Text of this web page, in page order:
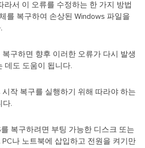
라서 이 오류를 수정하는 한 가지 방법
를 복구하여 손상된 Windows 파일을
복구하면 향후 이러한 오류가 다시 발생
데도 도움이 됩니다.
시작 복구를 실행하기 위해 따라야 하는
다.
복구하려면 부팅 가능한 디스크 또는
PC나 노트북에 삽입하고 전원을 켜기만